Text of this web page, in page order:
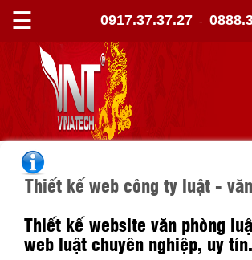
☰ 0917.37.37.27 -
Thiết kế web công ty luật -
Thiết kế website văn phòng
web luật chuyên nghiệp, uy tín.